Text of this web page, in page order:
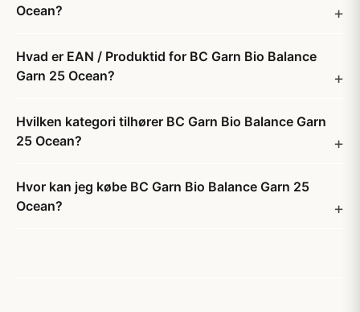
Ocean?
Hvad er EAN / Produktid for BC Garn Bio Balance
Garn 25 Ocean?
Hvilken kategori tilhører BC Garn Bio Balance Garn
25 Ocean?
Hvor kan jeg købe BC Garn Bio Balance Garn 25
Ocean?